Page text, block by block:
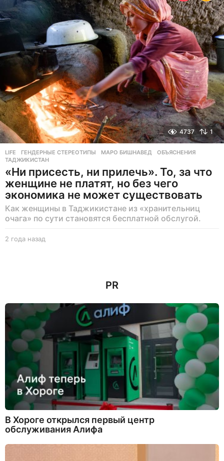
4737 1
LIFE ГЕНДЕРНЫЕ СТЕРЕОТИПЫ ,МАРО БИШНАВЕД ,ОБЪЯСНЕНИЯ
ТАДЖИКИСТАН
«Ни присесть, ни прилечь». То, за что
женщине не платят, но без чего
экономика не может существовать
Как женщины в Таджикистане из «хранительниц
очага» по сути становятся бесплатной обслугой.
2 года назад
а
PR
В Хороге открылся первый центр
обслуживания Алифа